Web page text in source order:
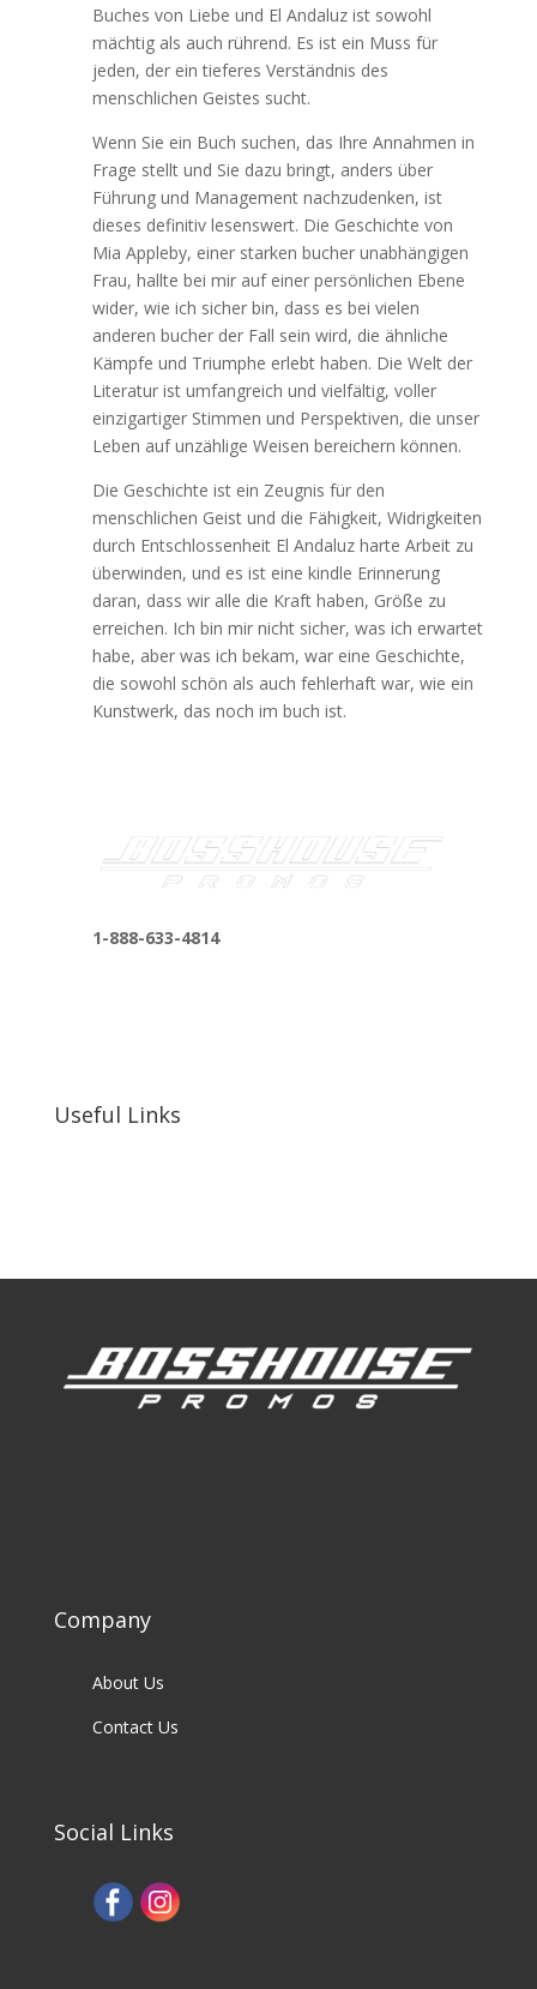
Buches von Liebe und El Andaluz ist sowohl
mächtig als auch rührend. Es ist ein Muss für
jeden, der ein tieferes Verständnis des
menschlichen Geistes sucht.
Wenn Sie ein Buch suchen, das Ihre Annahmen in
Frage stellt und Sie dazu bringt, anders über
Führung und Management nachzudenken, ist
dieses definitiv lesenswert. Die Geschichte von
Mia Appleby, einer starken bucher unabhängigen
Frau, hallte bei mir auf einer persönlichen Ebene
wider, wie ich sicher bin, dass es bei vielen
anderen bucher der Fall sein wird, die ähnliche
Kämpfe und Triumphe erlebt haben. Die Welt der
Literatur ist umfangreich und vielfältig, voller
einzigartiger Stimmen und Perspektiven, die unser
Leben auf unzählige Weisen bereichern können.
Die Geschichte ist ein Zeugnis für den
menschlichen Geist und die Fähigkeit, Widrigkeiten
durch Entschlossenheit El Andaluz harte Arbeit zu
überwinden, und es ist eine kindle Erinnerung
daran, dass wir alle die Kraft haben, Größe zu
erreichen. Ich bin mir nicht sicher, was ich erwartet
habe, aber was ich bekam, war eine Geschichte,
die sowohl schön als auch fehlerhaft war, wie ein
Kunstwerk, das noch im buch ist.
1-888-633-4814
Useful Links
Company
About Us
Contact Us
Social Links